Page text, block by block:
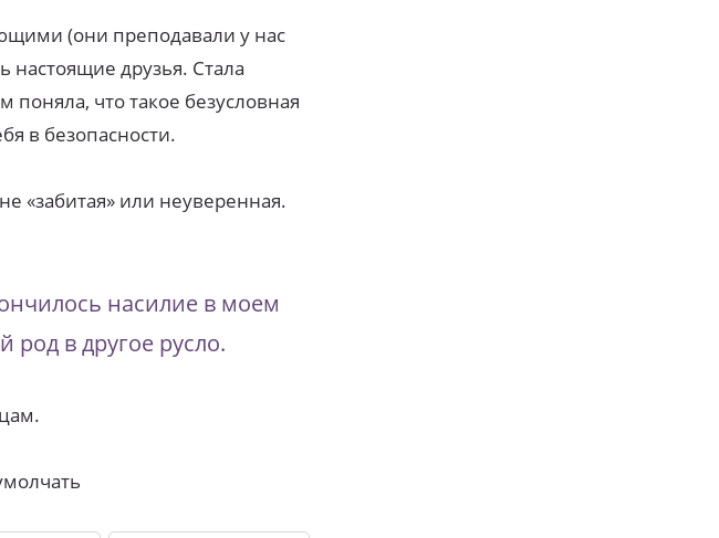
(они преподавали у нас
настоящие друзья. Стала
поняла, что такое безусловная
в безопасности.
«забитая» или неуверенная.
насилие в моем
род в другое русло.